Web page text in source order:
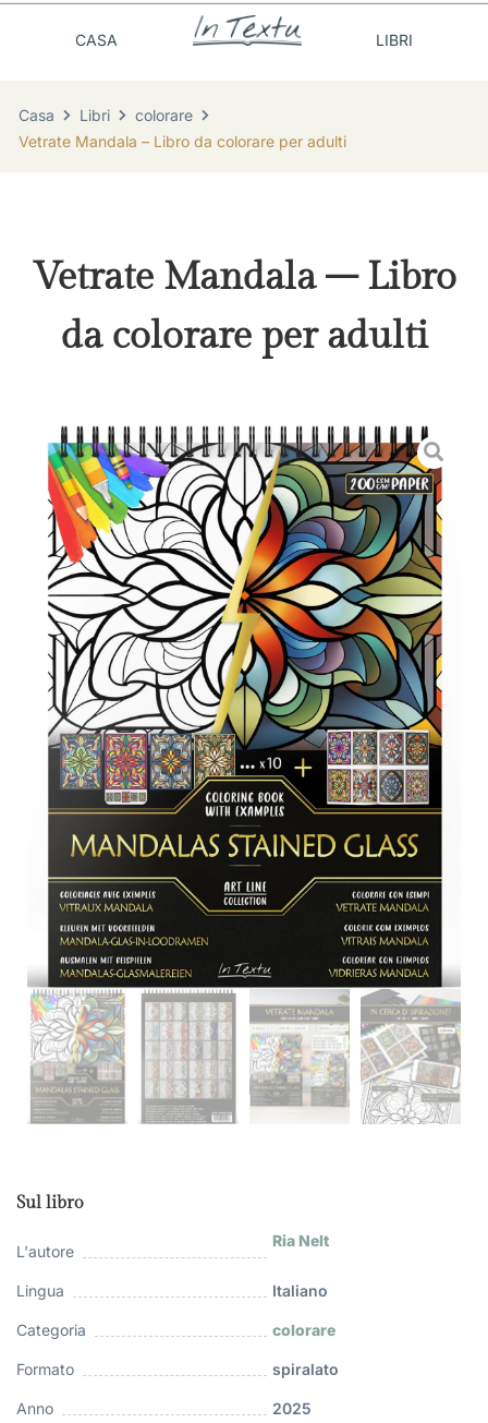
CASA LIBRI
Casa Libri
colorare
Vetrate Mandala – Libro da colorare per adulti
Vetrate Mandala – Libro
da colorare per adulti
Sul libro
L'autore
Ria Nelt
Lingua Italiano
Categoria colorare
Formato spiralato
Anno 2025